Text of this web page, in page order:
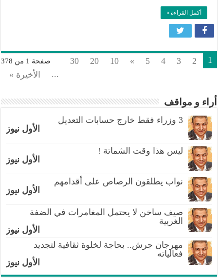
مغلقة
أكمل القراءة »
صفحة 1 من 378 1
2
3
4
5
»
10
20
30
...
الأخيرة »
أراء و مواقف
3 وزراء فقط خارج حسابات التعديل
الأول نيوز
ليس هذا وقت الشماتة !
الأول نيوز
نواب يطلقون الرصاص على أقدامهم
الأول نيوز
صيف ساخن لا يحتمل المغامرات في الضفة
الغربية
الأول نيوز
مهرجان جرش.. بحاجة لخلوة ثقافية لتجديد
فعالياته
الأول نيوز